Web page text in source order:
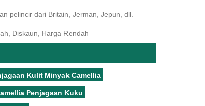
pelincir dari Britain, Jerman, Jepun, dll.
Diskaun, Harga Rendah
Kulit Minyak Camellia
Penjagaan Kuku